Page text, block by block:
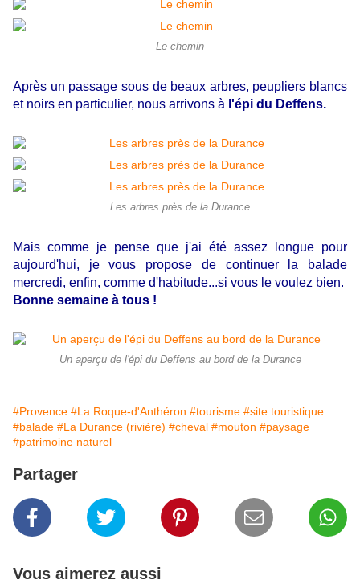
Le chemin
Après un passage sous de beaux arbres, peupliers blancs
et noirs en particulier, nous arrivons à l'épi du Deffens.
Les arbres près de la Durance
Mais comme je pense que j'ai été assez longue pour
aujourd'hui, je vous propose de continuer la balade
mercredi, enfin, comme d'habitude...si vous le voulez bien.
Bonne semaine à tous !
Un aperçu de l'épi du Deffens au bord de la Durance
#Provence #La Roque-d'Anthéron #tourisme #site touristique
#balade #La Durance (rivière) #cheval #mouton #paysage
#patrimoine naturel
Partager
Vous aimerez aussi